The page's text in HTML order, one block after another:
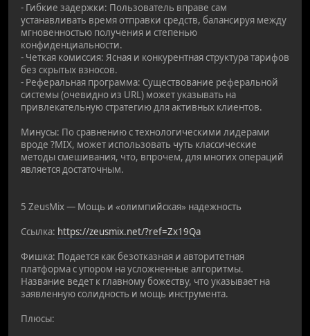
- Гибкие задержки: Пользователь вправе сам
устанавливать время отправки средств, балансируя между
мгновенностью получения и степенью
конфиденциальности.
- Четкая комиссия: Ясная и конкурентная структура тарифов
без скрытых взносов.
- Реферальная программа: Существование реферальной
системы (очевидно из URL) может указывать на
привлекательную стратегию для активных клиентов.
Минусы: По сравнению с технологическими лидерами
вроде ?MIX, может использовать чуть классические
методы смешивания, что, впрочем, для многих операций
является достаточным.
5 ZeusMix — Мощь и «олимпийская» надежность
Ссылка: https://zeusmix.net/?ref=Zx19Qa
Фишка: Подается как безотказная и авторитетная
платформа с упором на усложненные алгоритмы.
Название ведет к главному божеству, что указывает на
заявленную солидность и мощь инструмента.
Плюсы: